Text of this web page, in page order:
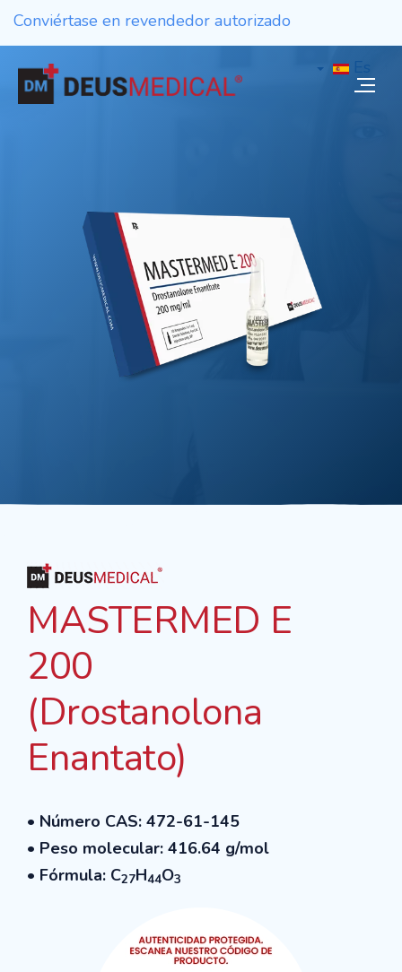
Conviértase en revendedor autorizado
Es
MASTERMED E
200
(Drostanolona
Enantato)
• Número CAS: 472-61-145
• Peso molecular: 416.64 g/mol
• Fórmula: C27H44O3